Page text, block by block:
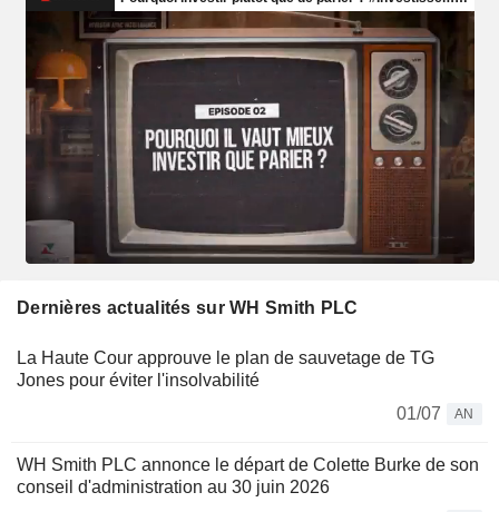
Dernières actualités sur WH Smith PLC
La Haute Cour approuve le plan de sauvetage de TG
Jones pour éviter l'insolvabilité
01/07
AN
WH Smith PLC annonce le départ de Colette Burke de son
conseil d'administration au 30 juin 2026